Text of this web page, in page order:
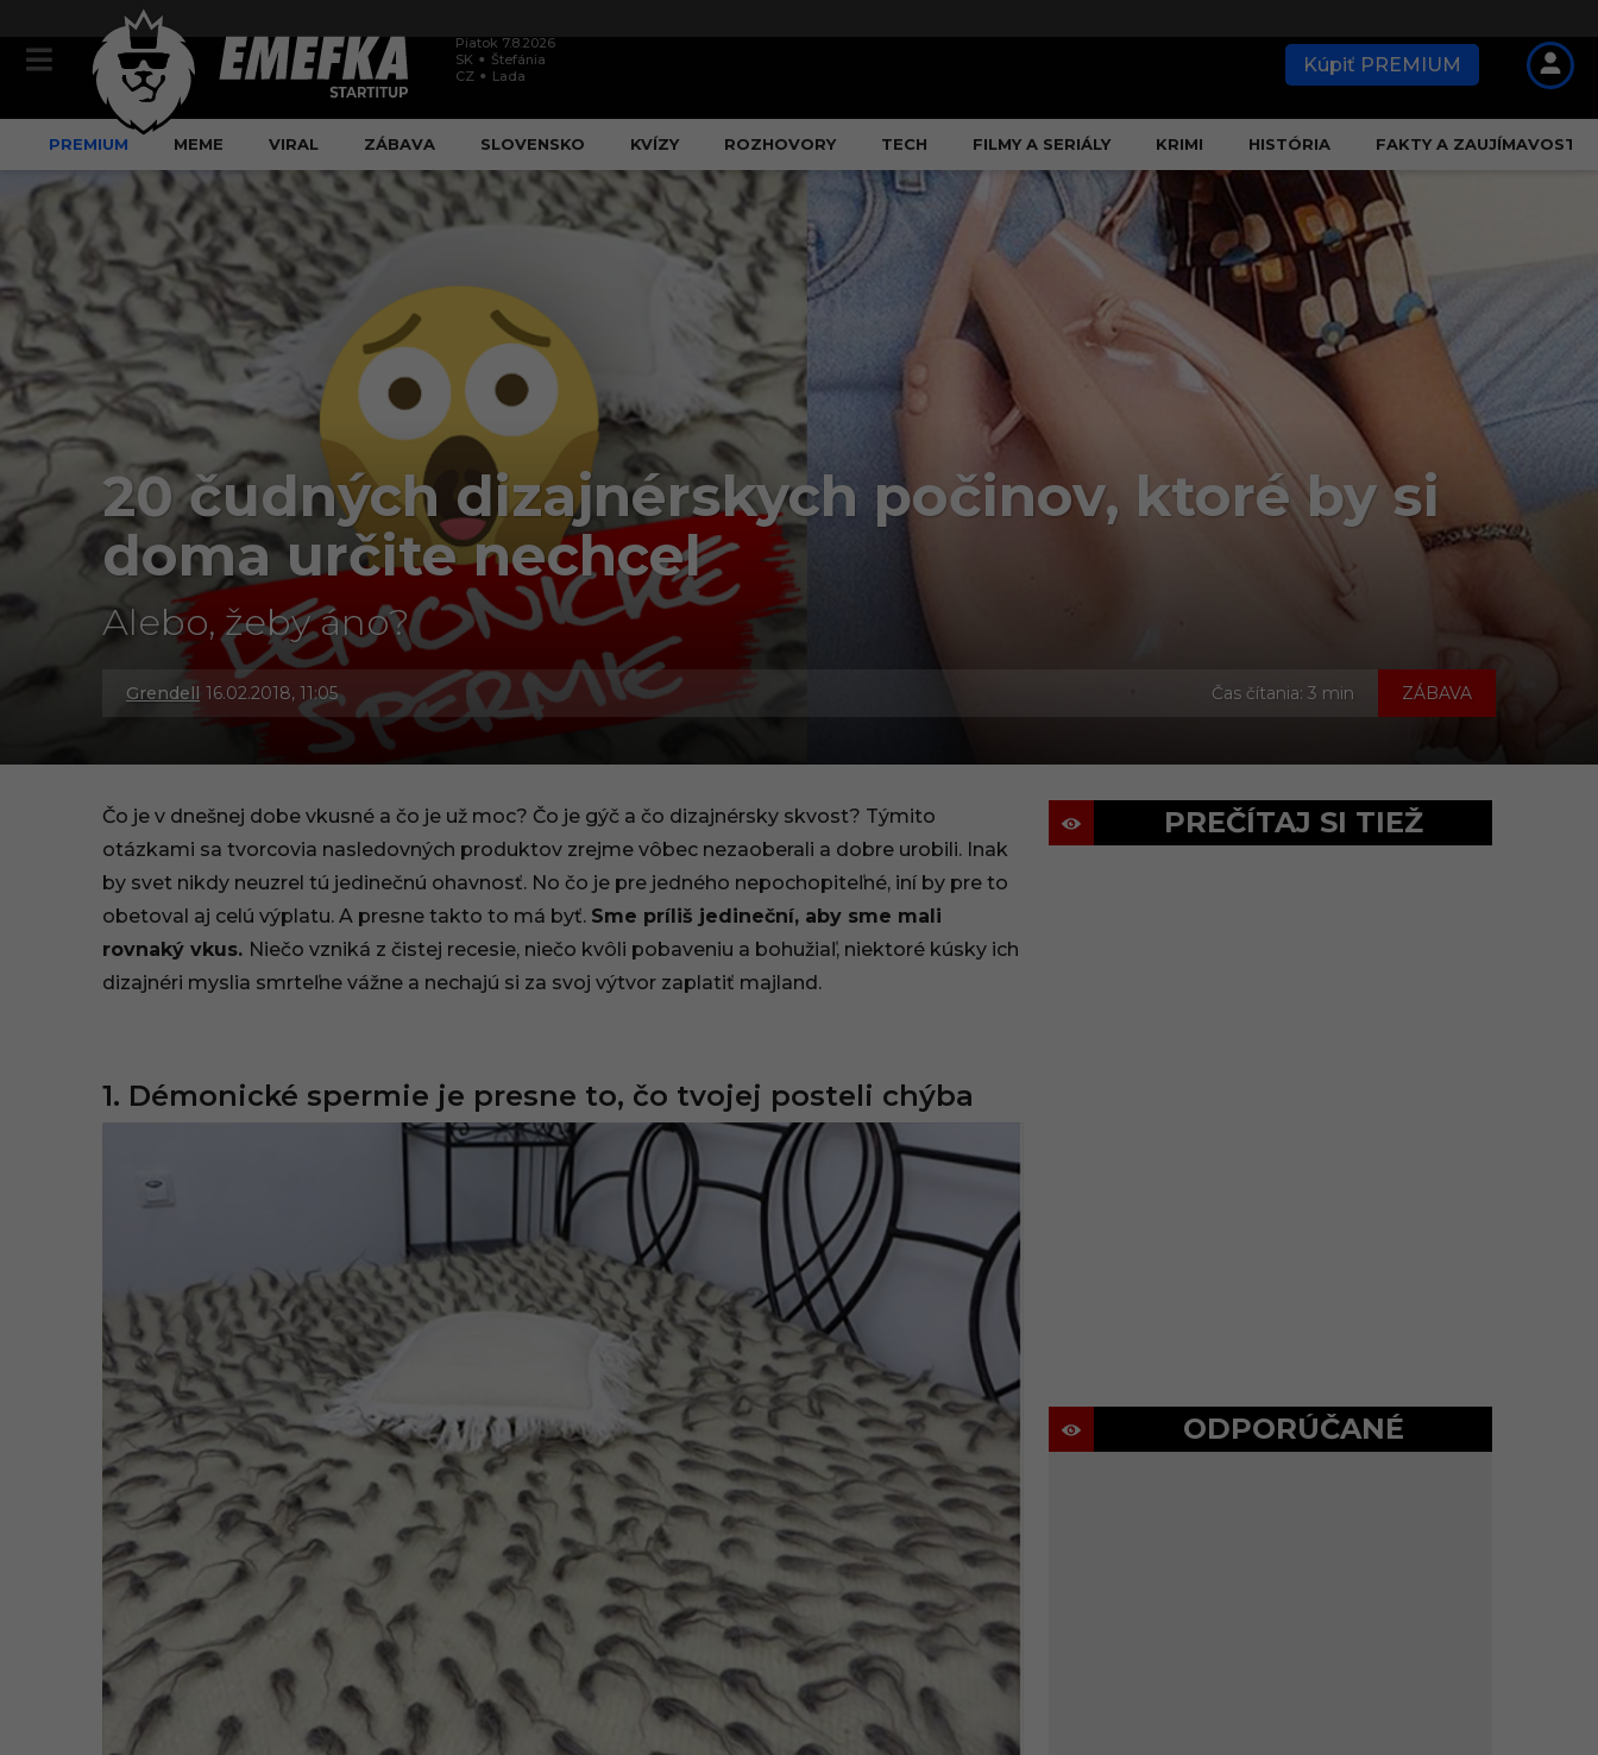
Piatok 7.8.2026
SK
Štefánia
CZ
Lada Kúpiť PREMIUM
PREMIUM MEME VIRAL ZÁBAVA SLOVENSKO KVÍZY ROZHOVORY TECH FILMY A SERIÁLY KRIMI HISTÓRIA FAKTY A ZAUJÍMAVOSTI
20 čudných dizajnérskych počinov, ktoré by si
doma určite nechcel
Alebo, žeby áno?
Grendell 16.02.2018, 11:05
2
9
.
2
:
5
4
Čas čítania: 3 min ZÁBAVA
Čo je v dnešnej dobe vkusné a čo je už moc? Čo je gýč a čo dizajnérsky skvost? Týmito
otázkami sa tvorcovia nasledovných produktov zrejme vôbec nezaoberali a dobre urobili. Inak
by svet nikdy neuzrel tú jedinečnú ohavnosť. No čo je pre jedného nepochopiteľné, iní by pre to
obetoval aj celú výplatu. A presne takto to má byť. Sme príliš jedineční, aby sme mali
rovnaký vkus. Niečo vzniká z čistej recesie, niečo kvôli pobaveniu a bohužiaľ, niektoré kúsky ich
dizajnéri myslia smrteľne vážne a nechajú si za svoj výtvor zaplatiť majland.
1. Démonické spermie je presne to, čo tvojej posteli chýba
PREČÍTAJ SI TIEŽ
ODPORÚČANÉ